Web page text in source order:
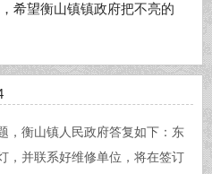
希望衡山镇镇政府把不亮的
，衡山镇人民政府答复如下：东
，并联系好维修单位，将在签订